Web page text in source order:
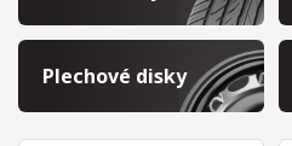
Plechové disky